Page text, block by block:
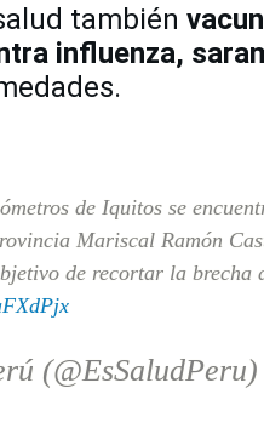
también
influenza,
de Iquitos se
Mariscal Ramón
de recortar la brecha